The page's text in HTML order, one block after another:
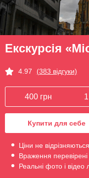
Екскурсія
4.97 (383 відгуки)
400 грн
Купити для себе
Ціни не
Враження
Реальні фото і відео